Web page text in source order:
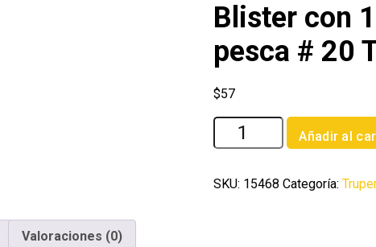
Blister con
pesca # 20
$57
Blister
con
anzuelos
Añadir al
SKU: 15468 Categoría:
Valoraciones (0)